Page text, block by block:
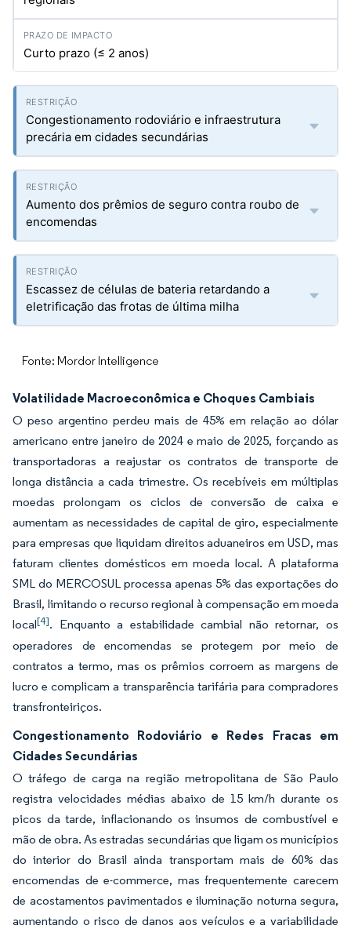
Curto prazo (≤ 2 anos)
Congestionamento rodoviário e infraestrutura
precária em cidades secundárias
Aumento dos prêmios de seguro contra roubo de
encomendas
Escassez de células de bateria retardando a
eletrificação das frotas de última milha
Fonte: Mordor Intelligence
Volatilidade Macroeconômica e Choques Cambiais
O peso argentino perdeu mais de 45% em relação ao dólar
americano entre janeiro de 2024 e maio de 2025, forçando as
transportadoras a reajustar os contratos de transporte de
longa distância a cada trimestre. Os recebíveis em múltiplas
moedas prolongam os ciclos de conversão de caixa e
aumentam as necessidades de capital de giro, especialmente
para empresas que liquidam direitos aduaneiros em USD, mas
faturam clientes domésticos em moeda local. A plataforma
SML do MERCOSUL processa apenas 5% das exportações do
Brasil, limitando o recurso regional à compensação em moeda
local[4]. Enquanto a estabilidade cambial não retornar, os
operadores de encomendas se protegem por meio de
contratos a termo, mas os prêmios corroem as margens de
lucro e complicam a transparência tarifária para compradores
transfronteiriços.
Congestionamento Rodoviário e Redes Fracas em
Cidades Secundárias
O tráfego de carga na região metropolitana de São Paulo
registra velocidades médias abaixo de 15 km/h durante os
picos da tarde, inflacionando os insumos de combustível e
mão de obra. As estradas secundárias que ligam os municípios
do interior do Brasil ainda transportam mais de 60% das
encomendas de e-commerce, mas frequentemente carecem
de acostamentos pavimentados e iluminação noturna segura,
aumentando o risco de danos aos veículos e a variabilidade